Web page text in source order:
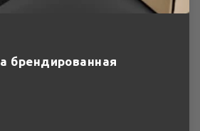
брендированная